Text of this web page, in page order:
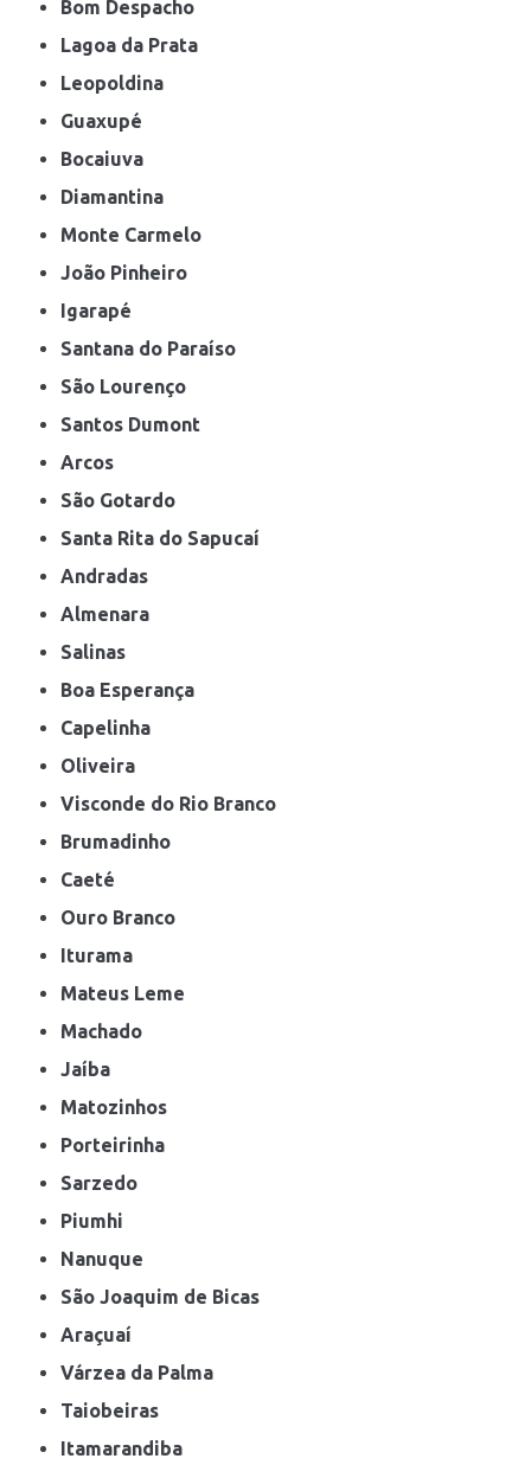
Bom Despacho
Lagoa da Prata
Leopoldina
Guaxupé
Bocaiuva
Diamantina
Monte Carmelo
João Pinheiro
Igarapé
Santana do Paraíso
São Lourenço
Santos Dumont
Arcos
São Gotardo
Santa Rita do Sapucaí
Andradas
Almenara
Salinas
Boa Esperança
Capelinha
Oliveira
Visconde do Rio Branco
Brumadinho
Caeté
Ouro Branco
Iturama
Mateus Leme
Machado
Jaíba
Matozinhos
Porteirinha
Sarzedo
Piumhi
Nanuque
São Joaquim de Bicas
Araçuaí
Várzea da Palma
Taiobeiras
Itamarandiba